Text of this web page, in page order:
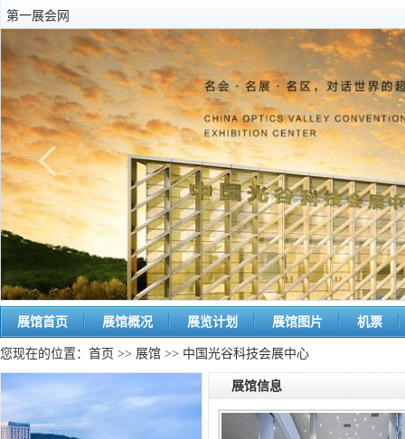
第一展会网
展馆首页 展馆概况 展览计划 展馆图片 机票
您现在的位置： 首页 >> 展馆 >> 中国光谷科技会展中心
展馆信息